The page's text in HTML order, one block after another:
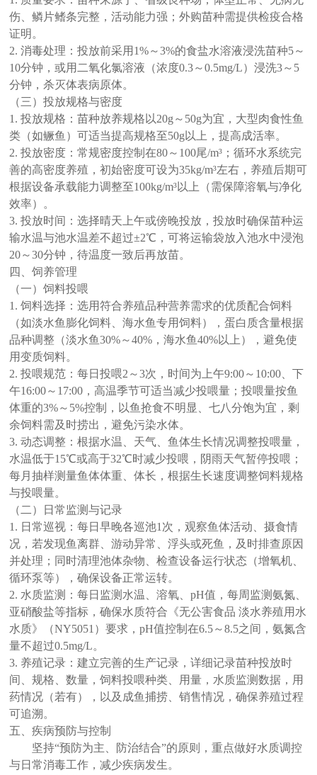
伤、鳞片鳍条完整，活动能力强；外购苗种需提供检疫合格
证明。
2. 消毒处理：投放前采用1%～3%的食盐水溶液浸洗苗种5～
10分钟，或用二氧化氯溶液（浓度0.3～0.5mg/L）浸洗3～5
分钟，杀灭体表病原体。
（三）投放规格与密度
1. 投放规格：苗种放养规格以20g～50g为宜，大型肉食性鱼
类（如鳜鱼）可适当提高规格至50g以上，提高成活率。
2. 投放密度：常规密度控制在80～100尾/m³；循环水系统完
善的高密度养殖，初始密度可设为35kg/m³左右，养殖后期可
根据设备承载能力调整至100kg/m³以上（需保障溶氧与净化
效率）。
3. 投放时间：选择晴天上午或傍晚投放，投放时确保苗种运
输水温与池水温差不超过±2℃，可将运输袋放入池水中浸泡
20～30分钟，待温度一致后再放苗。
四、饲养管理
（一）饲料投喂
1. 饲料选择：选用符合养殖品种营养需求的优质配合饲料
（如淡水鱼膨化饲料、海水鱼专用饲料），蛋白质含量根据
品种调整（淡水鱼30%～40%，海水鱼40%以上），避免使
用变质饲料。
2. 投喂规范：每日投喂2～3次，时间为上午9:00～10:00、下
午16:00～17:00，高温季节可适当减少投喂量；投喂量按鱼
体重的3%～5%控制，以鱼抢食不明显、七八分饱为宜，剩
余饲料需及时捞出，避免污染水体。
3. 动态调整：根据水温、天气、鱼体生长情况调整投喂量，
水温低于15℃或高于32℃时减少投喂，阴雨天气暂停投喂；
每月抽样测量鱼体体重、体长，根据生长速度调整饲料规格
与投喂量。
（二）日常监测与记录
1. 日常巡视：每日早晚各巡池1次，观察鱼体活动、摄食情
况，若发现鱼离群、游动异常、浮头或死鱼，及时排查原因
并处理；同时清理池体杂物、检查设备运行状态（增氧机、
循环泵等），确保设备正常运转。
2. 水质监测：每日监测水温、溶氧、pH值，每周监测氨氮、
亚硝酸盐等指标，确保水质符合《无公害食品 淡水养殖用水
水质》（NY5051）要求，pH值控制在6.5～8.5之间，氨氮含
量不超过0.5mg/L。
3. 养殖记录：建立完善的生产记录，详细记录苗种投放时
间、规格、数量，饲料投喂种类、用量，水质监测数据，用
药情况（若有），以及成鱼捕捞、销售情况，确保养殖过程
可追溯。
五、疾病预防与控制
坚持“预防为主、防治结合”的原则，重点做好水质调控
与日常消毒工作，减少疾病发生。